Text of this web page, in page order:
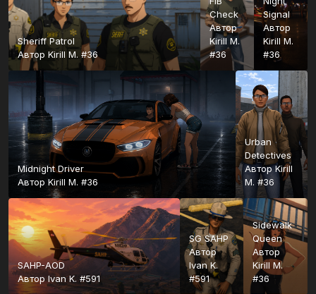
Sheriff Patrol
Автор Kirill M. #36
Check
Автор
Kirill M.
#36
Signal
Автор
Kirill M.
#36
Midnight Driver
Автор Kirill M. #36
Urban
Detectives
АвторKirill
M. #36
SAHP-AOD
Автор Ivan K. #591
SG SAHP
Автор
Ivan K.
#591
Sidewalk
Queen
Автор
Kirill M.
#36